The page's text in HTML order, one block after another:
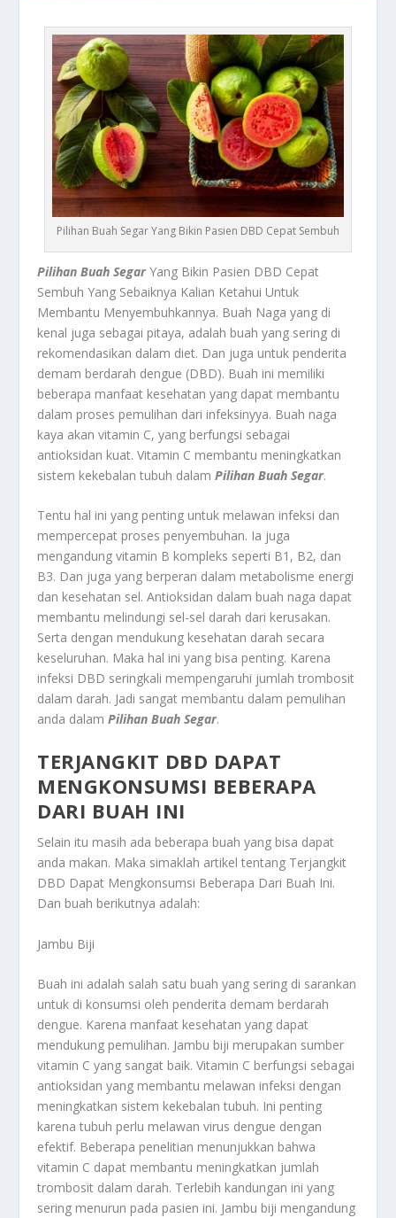
Pilihan Buah Segar Yang Bikin Pasien DBD Cepat Sembuh
Pilihan Buah SegarYang Bikin Pasien DBD Cepat
Sembuh Yang Sebaiknya Kalian Ketahui Untuk
Membantu Menyembuhkannya. Buah Naga yang di
kenal juga sebagai pitaya, adalah buah yang sering di
rekomendasikan dalam diet. Dan juga untuk penderita
demam berdarah dengue (DBD). Buah ini memiliki
beberapa manfaat kesehatan yang dapat membantu
dalam proses pemulihan dari infeksinyya. Buah naga
kaya akan vitamin C, yang berfungsi sebagai
antioksidan kuat. Vitamin C membantu meningkatkan
sistem kekebalan tubuh dalamPilihan Buah Segar.
Tentu hal ini yang penting untuk melawan infeksi dan
mempercepat proses penyembuhan. Ia juga
mengandung vitamin B kompleks seperti B1, B2, dan
B3. Dan juga yang berperan dalam metabolisme energi
dan kesehatan sel. Antioksidan dalam buah naga dapat
membantu melindungi sel-sel darah dari kerusakan.
Serta dengan mendukung kesehatan darah secara
keseluruhan. Maka hal ini yang bisa penting. Karena
infeksi DBD seringkali mempengaruhi jumlah trombosit
dalam darah. Jadi sangat membantu dalam pemulihan
anda dalamPilihan Buah Segar.
TERJANGKIT DBD DAPAT
MENGKONSUMSI BEBERAPA
DARI BUAH INI
Selain itu masih ada beberapa buah yang bisa dapat
anda makan. Maka simaklah artikel tentang Terjangkit
DBD Dapat Mengkonsumsi Beberapa Dari Buah Ini.
Dan buah berikutnya adalah:
Jambu Biji
Buah ini adalah salah satu buah yang sering di sarankan
untuk di konsumsi oleh penderita demam berdarah
dengue. Karena manfaat kesehatan yang dapat
mendukung pemulihan. Jambu biji merupakan sumber
vitamin C yang sangat baik. Vitamin C berfungsi sebagai
antioksidan yang membantu melawan infeksi dengan
meningkatkan sistem kekebalan tubuh. Ini penting
karena tubuh perlu melawan virus dengue dengan
efektif. Beberapa penelitian menunjukkan bahwa
vitamin C dapat membantu meningkatkan jumlah
trombosit dalam darah. Terlebih kandungan ini yang
sering menurun pada pasien ini. Jambu biji mengandung